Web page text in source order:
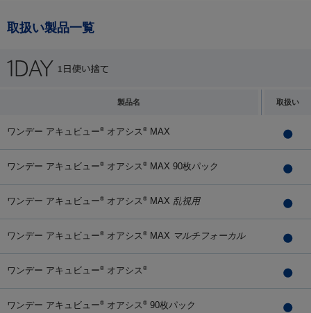
取扱い製品一覧
製品名 取扱い
ワンデー アキュビュー® オアシス ® MAX
ワンデー アキュビュー® オアシス ® MAX 90枚パック
ワンデー アキュビュー® オアシス ® MAX 乱視用
ワンデー アキュビュー® オアシス ® MAX マルチフォーカル
ワンデー アキュビュー® オアシス ®
ワンデー アキュビュー® オアシス ® 90枚パック